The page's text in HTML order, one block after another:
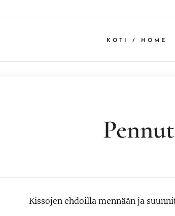
KOTI / HOME
Kissojen ehdoilla mennään ja